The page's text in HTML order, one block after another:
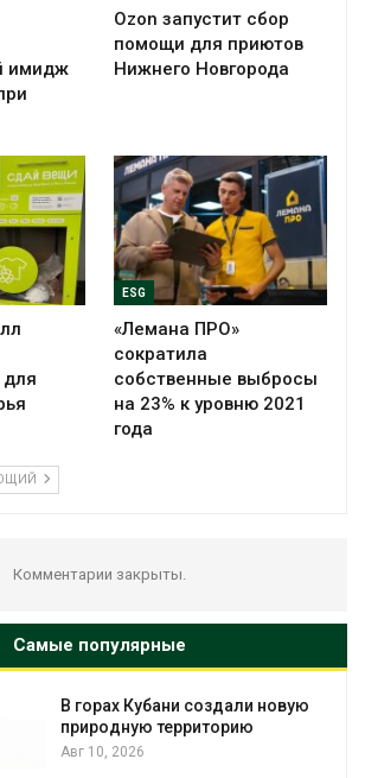
имидж
Ozon запустит сбор
помощи для приютов
Нижнего Новгорода
для
ESG
«Лемана ПРО»
сократила
собственные выбросы
на 23% к уровню 2021
года
Комментарии закрыты.
Самые популярные
В горах Кубани создали новую
природную территорию
10, 2026